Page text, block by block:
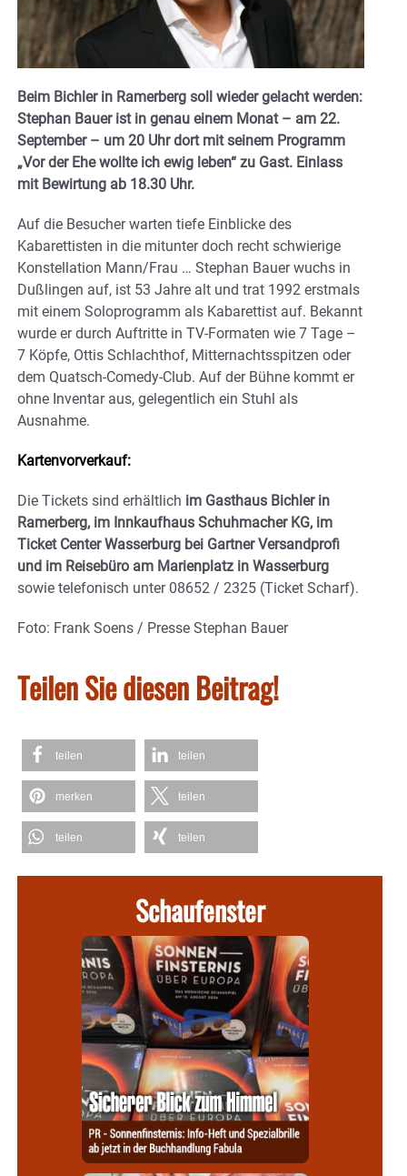
Beim Bichler in Ramerberg soll wieder gelacht werden:
Stephan Bauer ist in genau einem Monat – am 22.
September – um 20 Uhr dort mit seinem Programm
„Vor der Ehe wollte ich ewig leben“ zu Gast. Einlass
mit Bewirtung ab 18.30 Uhr.
Auf die Besucher warten tiefe Einblicke des
Kabarettisten in die mitunter doch recht schwierige
Konstellation Mann/Frau … Stephan Bauer wuchs in
Dußlingen auf, ist 53 Jahre alt und trat 1992 erstmals
mit einem Soloprogramm als Kabarettist auf. Bekannt
wurde er durch Auftritte in TV-Formaten wie 7 Tage –
7 Köpfe, Ottis Schlachthof, Mitternachtsspitzen oder
dem Quatsch-Comedy-Club. Auf der Bühne kommt er
ohne Inventar aus, gelegentlich ein Stuhl als
Ausnahme.
Kartenvorverkauf:
Die Tickets sind erhältlich im Gasthaus Bichler in
Ramerberg, im Innkaufhaus Schuhmacher KG, im
Ticket Center Wasserburg bei Gartner Versandprofi
und im Reisebüro am Marienplatz in Wasserburg
sowie telefonisch unter 08652 / 2325 (Ticket Scharf).
Foto: Frank Soens / Presse Stephan Bauer
Teilen Sie diesen Beitrag!
teilen teilen
merken teilen
teilen teilen
Schaufenster